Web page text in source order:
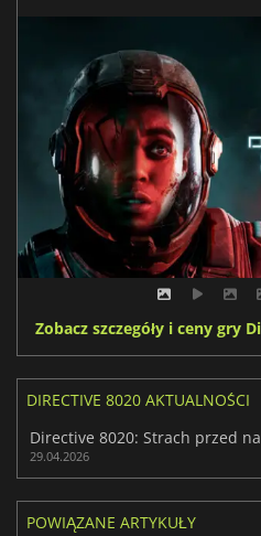
Zobacz szczegóły i ceny gry
DIRECTIVE 8020 AKTUALNOŚCI
29.04.2026
POWIĄZANE ARTYKUŁY